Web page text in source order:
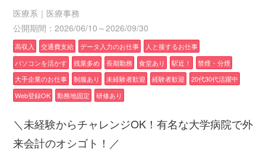
医療系｜医療事務
公開期間：2026/06/10～2026/09/30
高収入 交通費支給 データ入力のお仕事
人と接するお仕事
パソコンを活かす
残業多め 長期勤務 食堂あり 駅近！
禁煙・分煙
大手企業のお仕事
制服あり 未経験者歓迎 経験者歓迎
20代30代活躍中
Web登録OK
勤務地固定 研修あり
＼未経験からチャレンジOK！有名な大学病院で外
来会計のオシゴト！／